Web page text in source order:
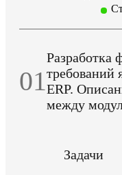
01
Разработка
требований
ERP.
между
Задачи